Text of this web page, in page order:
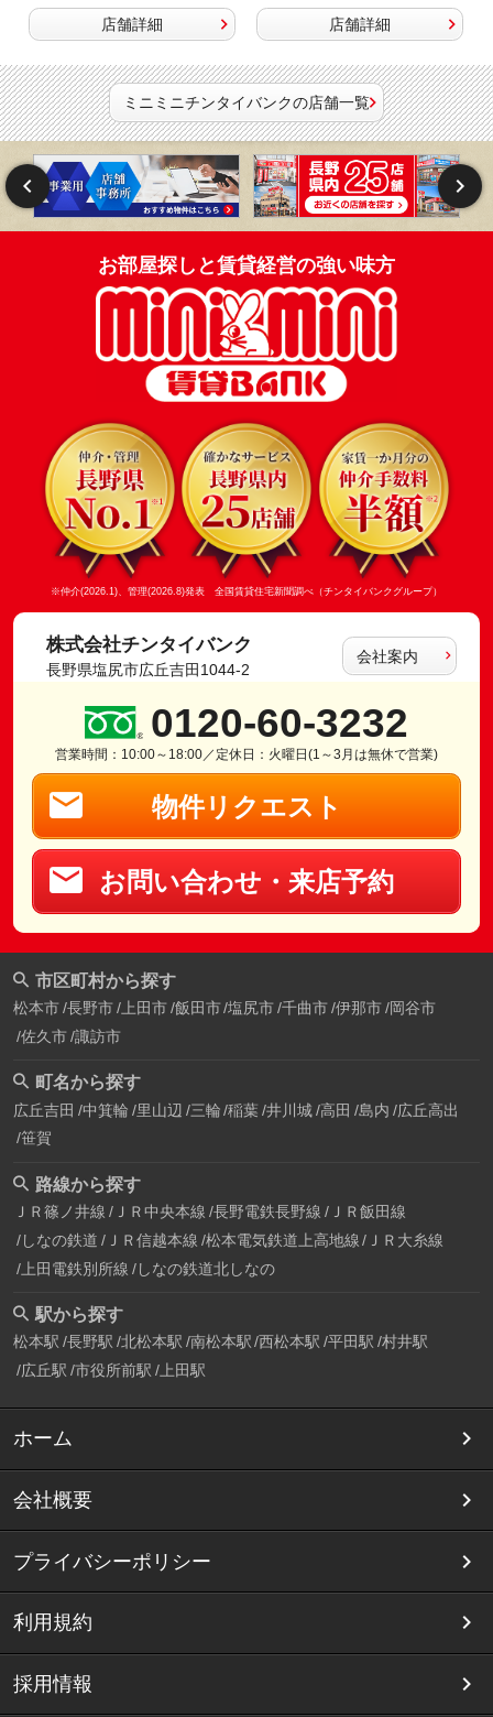
店舗詳細
店舗詳細
ミニミニチンタイバンクの店舗一覧
お部屋探しと賃貸経営の強い味方
※仲介(2026.1)、管理(2026.8)発表 全国賃貸住宅新聞調べ（チンタイバンクグループ）
株式会社チンタイバンク
長野県塩尻市広丘吉田1044-2
会社案内
0120-60-3232
営業時間：10:00～18:00／定休日：火曜日(1～3月は無休で営業)
物件リクエスト
お問い合わせ・来店予約
市区町村から探す
松本市 長野市 上田市 飯田市 塩尻市 千曲市 伊那市 岡谷市
佐久市 諏訪市
町名から探す
広丘吉田 中箕輪 里山辺 三輪 稲葉 井川城 高田 島内 広丘高出
笹賀
路線から探す
ＪＲ篠ノ井線 ＪＲ中央本線 長野電鉄長野線 ＪＲ飯田線
しなの鉄道 ＪＲ信越本線 松本電気鉄道上高地線
ＪＲ大糸線
上田電鉄別所線 しなの鉄道北しなの
駅から探す
松本駅 長野駅 北松本駅 南松本駅 西松本駅 平田駅 村井駅
広丘駅 市役所前駅 上田駅
ホーム
会社概要
プライバシーポリシー
利用規約
採用情報